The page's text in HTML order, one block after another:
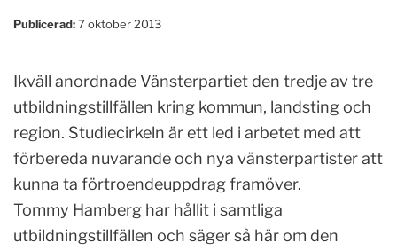
Publicerad:7 oktober 2013
Ikväll anordnade Vänsterpartiet den tredje av tre
utbildningstillfällen kring kommun, landsting och
region. Studiecirkeln är ett led i arbetet med att
förbereda nuvarande och nya vänsterpartister att
kunna ta förtroendeuppdrag framöver.
Tommy Hamberg har hållit i samtliga
utbildningstillfällen och säger så här om den